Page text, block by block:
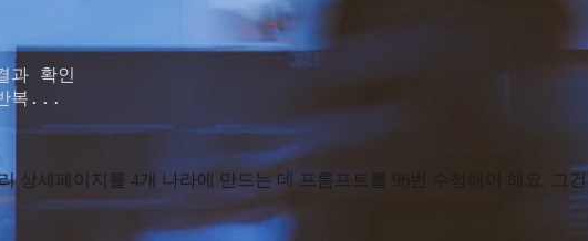
과 확인
복...
상세페이지를 4개 나라에 만드는 데 프롬프트를 96번 수정해야 해요. 그